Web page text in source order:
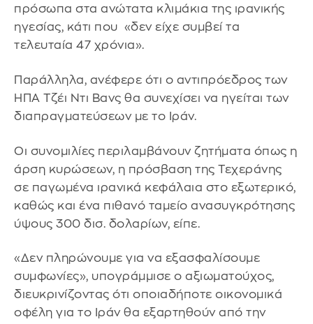
πρόσωπα στα ανώτατα κλιμάκια της ιρανικής
ηγεσίας, κάτι που «δεν είχε συμβεί τα
τελευταία 47 χρόνια».
Παράλληλα, ανέφερε ότι ο αντιπρόεδρος των
ΗΠΑ Τζέι Ντι Βανς θα συνεχίσει να ηγείται των
διαπραγματεύσεων με το Ιράν.
Οι συνομιλίες περιλαμβάνουν ζητήματα όπως η
άρση κυρώσεων, η πρόσβαση της Τεχεράνης
σε παγωμένα ιρανικά κεφάλαια στο εξωτερικό,
καθώς και ένα πιθανό ταμείο ανασυγκρότησης
ύψους 300 δισ. δολαρίων, είπε.
«Δεν πληρώνουμε για να εξασφαλίσουμε
συμφωνίες», υπογράμμισε ο αξιωματούχος,
διευκρινίζοντας ότι οποιαδήποτε οικονομικά
οφέλη για το Ιράν θα εξαρτηθούν από την